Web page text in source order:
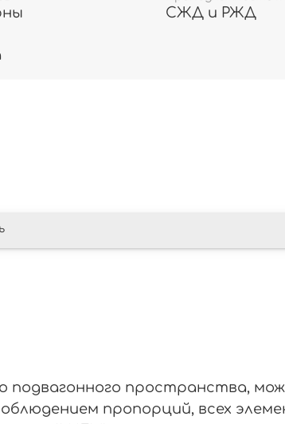
СЖД и РЖД
подвагонного пространства,
пропорций, всех